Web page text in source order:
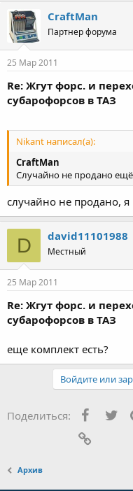
CraftMan
Партнер форума
25 Мар 2011
Re: Жгут форс. и
субарофорсов в ТАЗ
Nikant написал(а):
CraftMan
Случайно не продано
случайно не продано,
D david11101988
Местный
25 Мар 2011
Re: Жгут форс. и
субарофорсов в ТАЗ
еще комплект есть?
Войдите или
Поделиться:
Архив